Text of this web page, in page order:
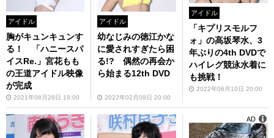
アイドル
胸がキュンキュンす
る！ 「ハニースパ
イスRe.」宮花もも
の王道アイドル映像
が完成
2021年08月28日 19:00
アイドル
幼なじみの徳江かな
に愛されすぎたら困
る!? 偶然の再会か
ら始まる12th DVD
2022年02月09日 20:00
アイドル
「キプリスモルフ
ォ」の高坂琴水、3
年ぶりの4th DVDで
ハイレグ競泳水着に
も挑戦！
2022年06月10日 20:00
AD